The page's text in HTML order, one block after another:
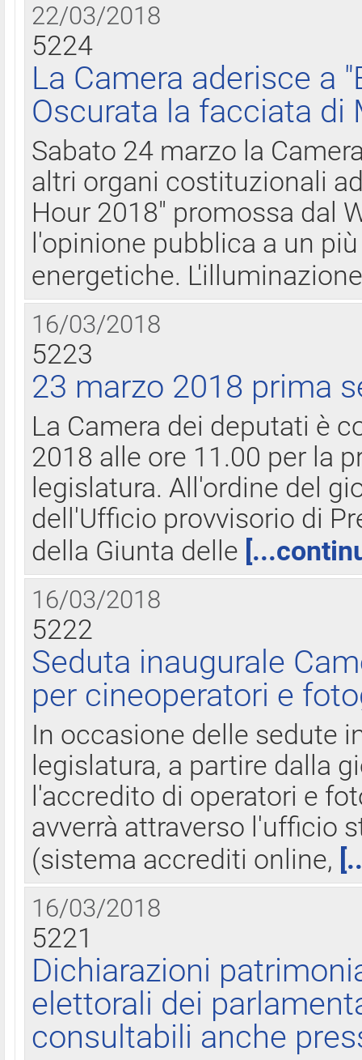
22/03/2018
5224
La Camera aderisce a
Oscurata la facciata di
Sabato 24 marzo la
altri organi costituzionali
Hour 2018" promossa dal
l'opinione pubblica a un
energetiche.
16/03/2018
5223
23 marzo 2018 prima
La Camera dei deputati è
2018 alle ore 11.00 per la
legislatura. All'ordine del
dell'Ufficio provvisorio di
della Giunta delle
16/03/2018
5222
Seduta inaugurale
per cineoperatori e
In occasione delle sedute
legislatura, a partire dalla
l'accredito di operatori e
avverrà attraverso l'ufficio
(sistema accrediti online,
16/03/2018
5221
Dichiarazioni
elettorali dei
consultabili anche